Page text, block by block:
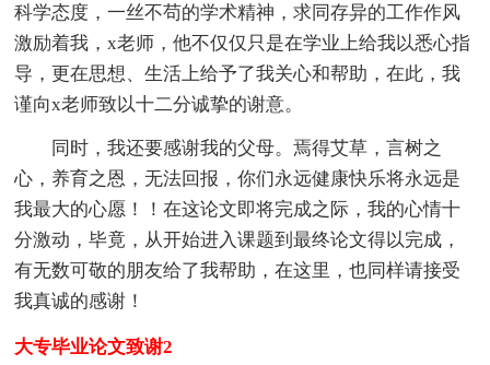
科学态度，一丝不苟的学术精神，求同存异的工作作风
激励着我，x老师，他不仅仅只是在学业上给我以悉心指
导，更在思想、生活上给予了我关心和帮助，在此，我
谨向x老师致以十二分诚挚的谢意。
同时，我还要感谢我的父母。焉得艾草，言树之
心，养育之恩，无法回报，你们永远健康快乐将永远是
我最大的心愿！！在这论文即将完成之际，我的心情十
分激动，毕竟，从开始进入课题到最终论文得以完成，
有无数可敬的朋友给了我帮助，在这里，也同样请接受
我真诚的感谢！
大专毕业论文致谢2